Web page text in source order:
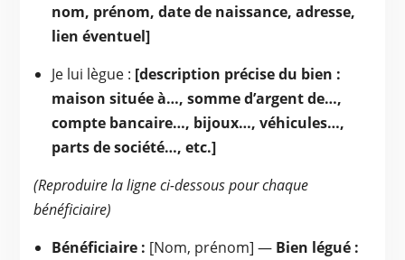
nom, prénom, date de naissance, adresse,
lien éventuel]
Je lui lègue : [description précise du bien :
maison située à…, somme d’argent de…,
compte bancaire…, bijoux…, véhicules…,
parts de société…, etc.]
(Reproduire la ligne ci-dessous pour chaque
bénéficiaire)
Bénéficiaire : [Nom, prénom] — Bien légué :